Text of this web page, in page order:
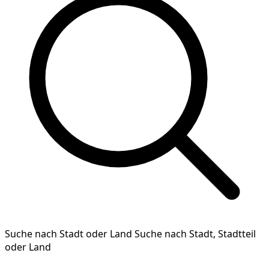
Suche nach Stadt oder Land Suche nach Stadt, Stadtteil
oder Land